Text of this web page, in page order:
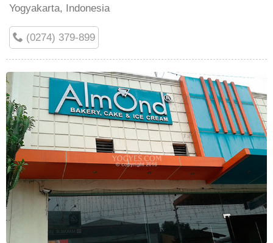
Yogyakarta, Indonesia
(0274) 379-899